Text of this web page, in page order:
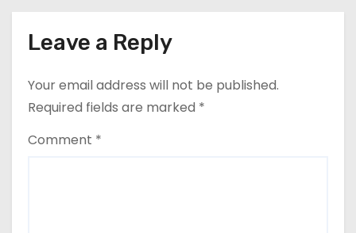
n
Leave a Reply
Your email address will not be published.
Required fields are marked *
Comment *